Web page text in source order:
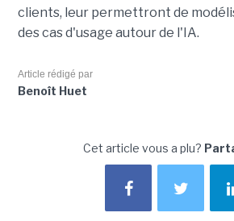
clients, leur permettront de
des cas d'usage autour de l'IA.
Article rédigé par
Benoît Huet
Cet article vous a plu?